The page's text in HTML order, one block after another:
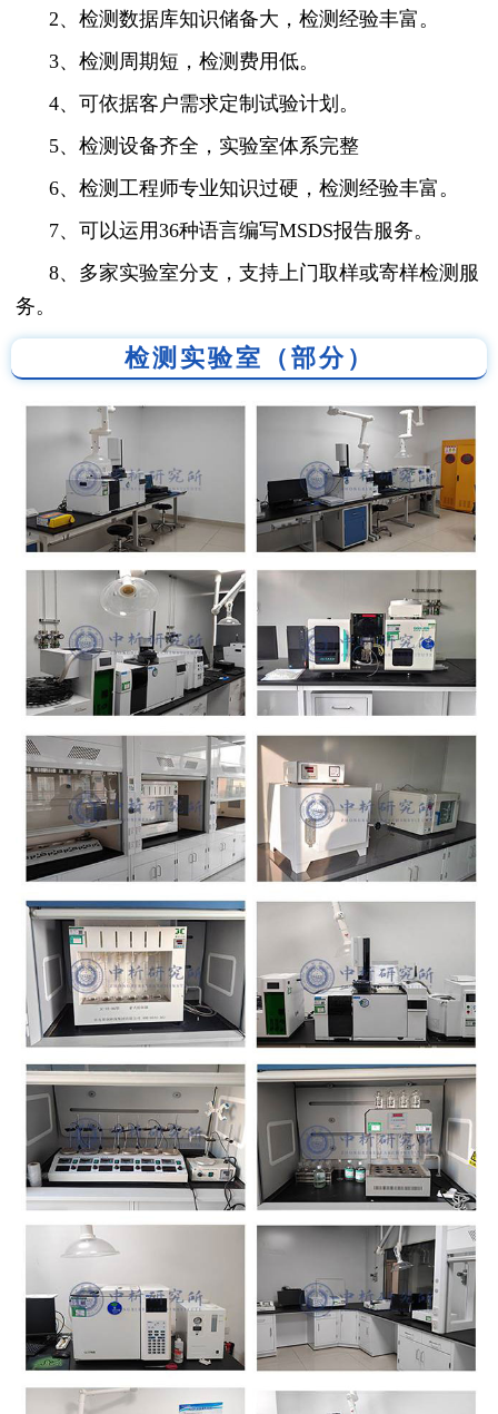
2、检测数据库知识储备大，检测经验丰富。
3、检测周期短，检测费用低。
4、可依据客户需求定制试验计划。
5、检测设备齐全，实验室体系完整
6、检测工程师专业知识过硬，检测经验丰富。
7、可以运用36种语言编写MSDS报告服务。
8、多家实验室分支，支持上门取样或寄样检测服
务。
检测实验室（部分）